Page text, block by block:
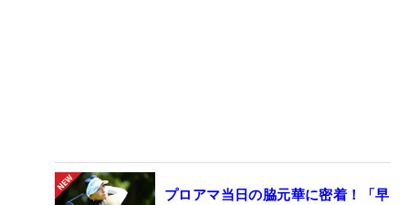
プロアマ当日の脇元華に密着！「早